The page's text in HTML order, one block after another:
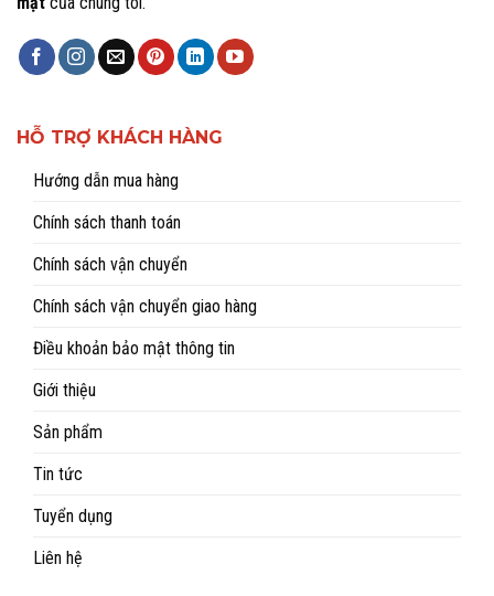
HỖ TRỢ KHÁCH HÀNG
Hướng dẫn mua hàng
Chính sách thanh toán
Chính sách vận chuyển
Chính sách vận chuyển giao hàng
Điều khoản bảo mật thông tin
Giới thiệu
Sản phẩm
Tin tức
Tuyển dụng
Liên hệ